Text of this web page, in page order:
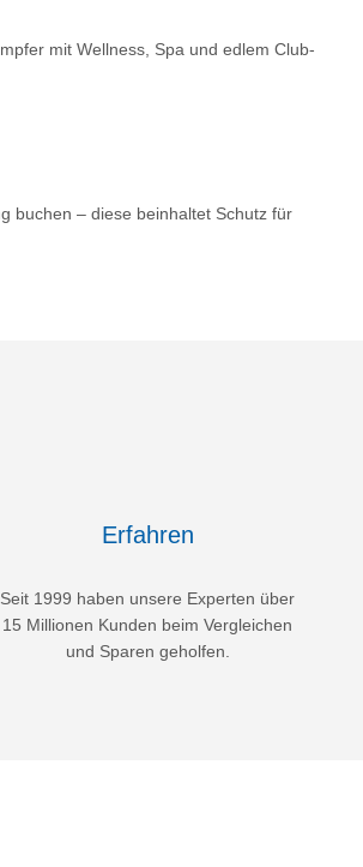
mit Wellness, Spa und edlem Club-
buchen – diese beinhaltet Schutz für
Erfahren
Seit 1999 haben unsere Experten über
15 Millionen Kunden beim Vergleichen
und Sparen geholfen.